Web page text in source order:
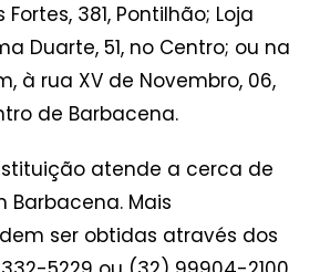
381, Pontilhão; Loja
Duarte, 51, no Centro; ou na
à rua XV de Novembro, 06,
de Barbacena.
atende a cerca de
Barbacena. Mais
ser obtidas através dos